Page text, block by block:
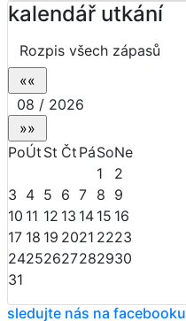
kalendář utkání
Rozpis všech zápasů
08 / 2026
PoÚt St Čt PáSoNe
1
2
3 4 5 6 7 8 9
10 11 12 13 14 15 16
17 18 19 2021 2223
24252627282930
31
sledujte nás na facebooku